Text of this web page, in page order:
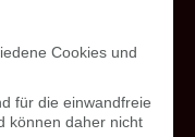
Cookies und
für die einwandfreie
können daher nicht